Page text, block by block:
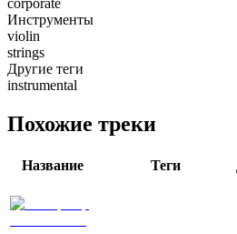
Инструменты
violin
strings
Другие теги
instrumental
Похожие треки
Название Теги